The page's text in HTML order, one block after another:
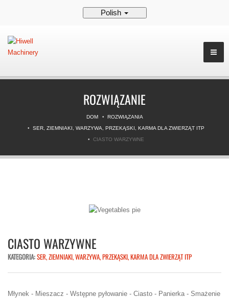
Polish
ROZWIĄZANIE
DOM
ROZWIĄZANIA
SER, ZIEMNIAKI, WARZYWA, PRZEKĄSKI, KARMA DLA ZWIERZĄT ITP
CIASTO WARZYWNE
CIASTO WARZYWNE
KATEGORIA:SER, ZIEMNIAKI, WARZYWA, PRZEKĄSKI, KARMA DLA ZWIERZĄT ITP
Młynek - Mieszacz - Wstępne pyłowanie - Ciasto - Panierka - Smażenie